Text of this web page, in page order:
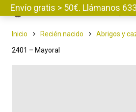
Inicio Recién nacido Abrigos y
2401 – Mayoral
Envío gratis > 50€. Llámanos